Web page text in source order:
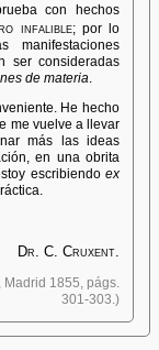
con hechos
infalible; por lo
ser consideradas
de materia
He hecho
me vuelve a llevar
más las ideas
en una obrita
escribiendoex
Dr. C. Cruxent.
Madrid 1855, págs.
301-303.)